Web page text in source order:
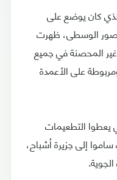
كان يوضع على
الوسطى، ظهرت
غير المحصنة في جميع
على الأعمدة
يعطوا التطعيمات
إلى جزيرة أشباح،